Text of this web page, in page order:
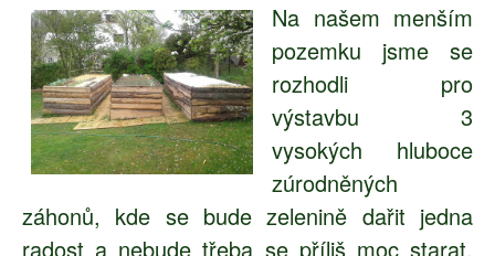
Na našem menším
pozemku jsme se
rozhodli pro
výstavbu 3
vysokých hluboce
zúrodněných
záhonů, kde se bude zelenině dařit jedna
radost a nebude třeba se příliš moc starat.